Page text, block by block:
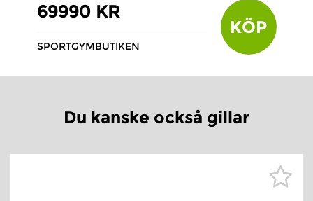
69990 KR
SPORTGYMBUTIKEN
KÖP
Du kanske också gillar